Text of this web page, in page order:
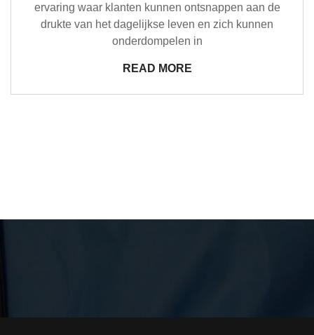
ervaring waar klanten kunnen ontsnappen aan de
drukte van het dagelijkse leven en zich kunnen
onderdompelen in
READ MORE